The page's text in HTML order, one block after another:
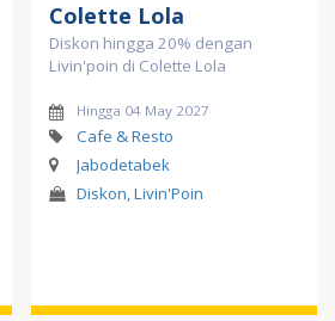
Colette Lola
Diskon hingga 20% dengan
Livin'poin di Colette Lola
Hingga 04 May 2027
Cafe & Resto
Jabodetabek
Diskon, Livin'Poin